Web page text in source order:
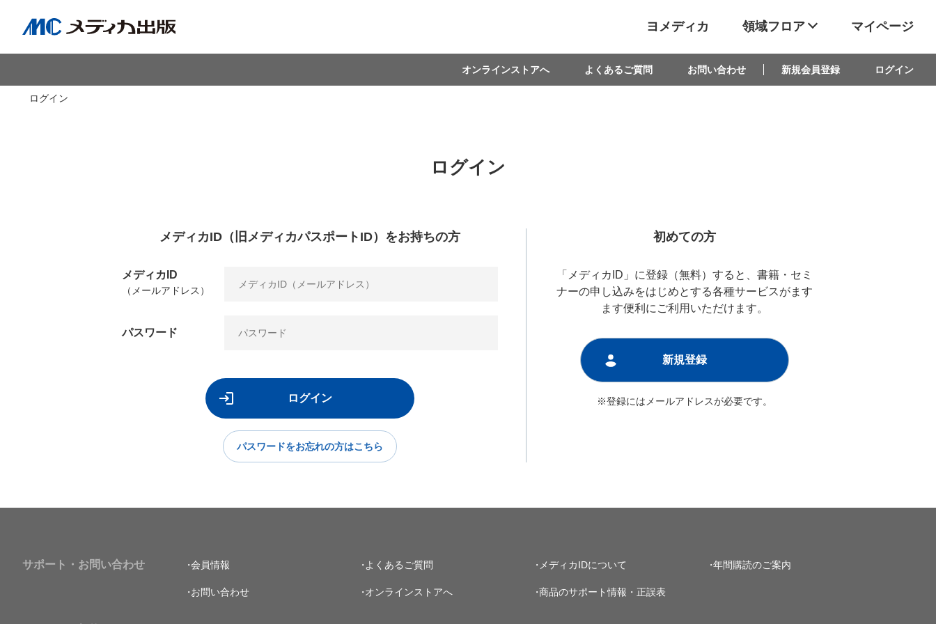
ヨメディカ 領域フロア マイページ
オンラインストアへ よくあるご質問 お問い合わせ 新規会員登録 ログイン
ログイン
ログイン
メディカID（旧メディカパスポートID）をお持ちの方
メディカID
（メールアドレス）
パスワード
パスワードをお忘れの方はこちら
初めての方
「メディカID」に登録（無料）すると、書籍・セミ
ナーの申し込みをはじめとする各種サービスがます
ます便利にご利用いただけます。
新規登録
※登録にはメールアドレスが必要です。
サポート・お問い合わせ 会員情報 よくあるご質問 メディカIDについて 年間購読のご案内
お問い合わせ オンラインストアへ 商品のサポート情報・正誤表